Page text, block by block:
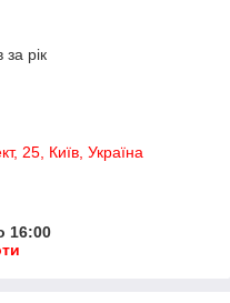
за рік
25, Київ, Україна
16:00